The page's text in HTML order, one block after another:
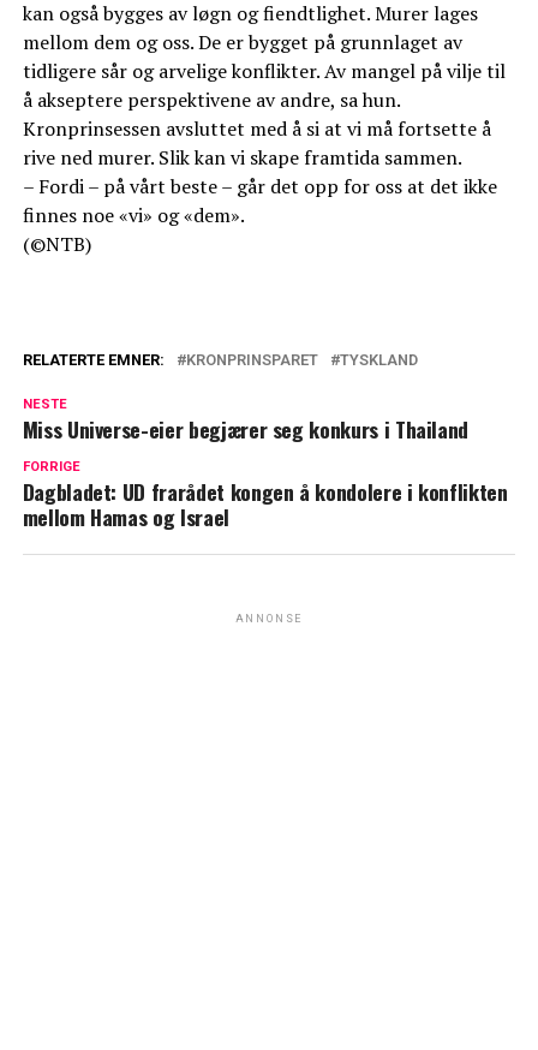
kan også bygges av løgn og fiendtlighet. Murer lages
mellom dem og oss. De er bygget på grunnlaget av
tidligere sår og arvelige konflikter. Av mangel på vilje til
å akseptere perspektivene av andre, sa hun.
Kronprinsessen avsluttet med å si at vi må fortsette å
rive ned murer. Slik kan vi skape framtida sammen.
– Fordi – på vårt beste – går det opp for oss at det ikke
finnes noe «vi» og «dem».
(©NTB)
RELATERTE EMNER: KRONPRINSPARET TYSKLAND
NESTE
Miss Universe-eier begjærer seg konkurs i Thailand
FORRIGE
Dagbladet: UD frarådet kongen å kondolere i konflikten
mellom Hamas og Israel
ANNONSE